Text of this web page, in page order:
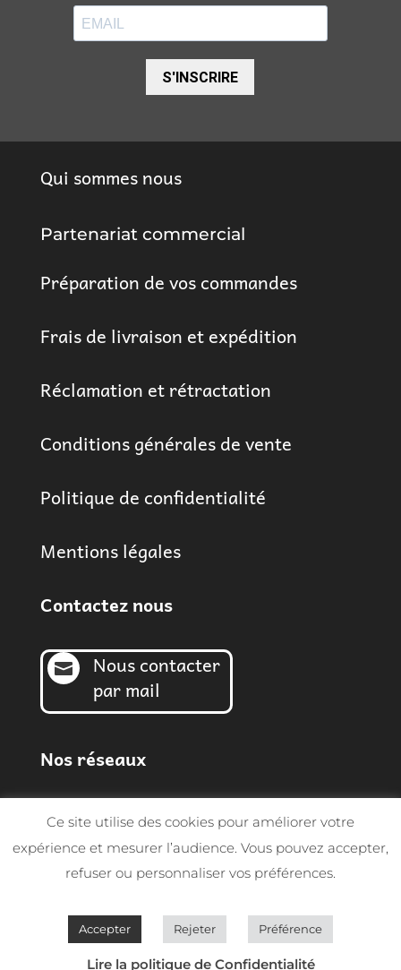
S'INSCRIRE
Qui sommes nous
Partenariat commercial
Préparation de vos commandes
Frais de livraison et expédition
Réclamation et rétractation
Conditions générales de vente
Politique de confidentialité
Mentions légales
Contactez nous

Nous contacter
par mail
Nos réseaux
Conception SynapTIC
Ce site utilise des cookies pour améliorer votre
expérience et mesurer l’audience. Vous pouvez accepter,
refuser ou personnaliser vos préférences.
Accepter Rejeter Préférence
Lire la politique de Confidentialité